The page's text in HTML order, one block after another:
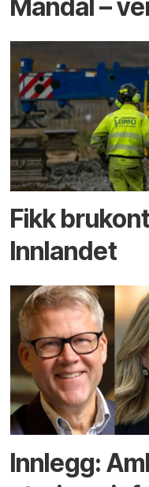
Mandal –
Fikk
Innlandet
Innlegg: